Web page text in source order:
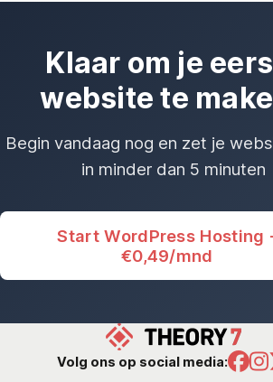
Klaar om je
website te
Begin vandaag nog en zet je
in minder dan 5 minuten
Start WordPress Hosting
€0,49/mnd
Volg ons op social media: